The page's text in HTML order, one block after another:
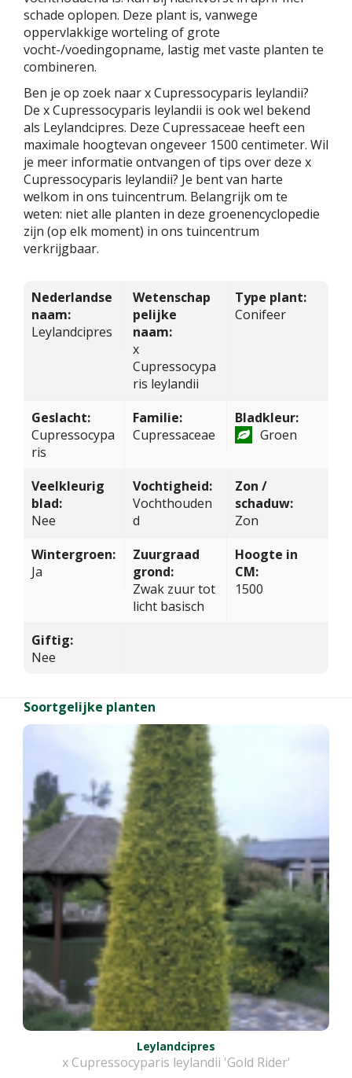
schade oplopen. Deze plant is, vanwege
oppervlakkige worteling of grote
vocht-/voedingopname, lastig met vaste planten te
combineren.
Ben je op zoek naar x Cupressocyparis leylandii?
De x Cupressocyparis leylandii is ook wel bekend
als Leylandcipres. Deze Cupressaceae heeft een
maximale hoogtevan ongeveer 1500 centimeter. Wil
je meer informatie ontvangen of tips over deze x
Cupressocyparis leylandii? Je bent van harte
welkom in ons tuincentrum. Belangrijk om te
weten: niet alle planten in deze groenencyclopedie
zijn (op elk moment) in ons tuincentrum
verkrijgbaar.
Nederlandse
naam:
Leylandcipres
Wetenschap
pelijke
naam:
x
Cupressocypa
ris leylandii
Type plant:
Conifeer
Geslacht:
Cupressocypa
ris
Familie:
Cupressaceae
Bladkleur:
Groen
Veelkleurig
blad:
Nee
Vochtigheid:
Vochthouden
d
Zon /
schaduw:
Zon
Wintergroen:
Ja
Zuurgraad
grond:
Zwak zuur tot
licht basisch
Hoogte in
CM:
1500
Giftig:
Nee
Soortgelijke planten
Leylandcipres
x Cupressocyparis leylandii 'Gold Rider'